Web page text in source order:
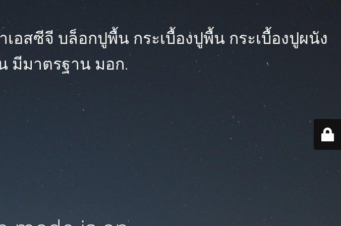
สซีจี บล็อกปูพื้น กระเบื้องปูพื้น กระเบื้องปูผนัง
มีมาตรฐาน มอก.